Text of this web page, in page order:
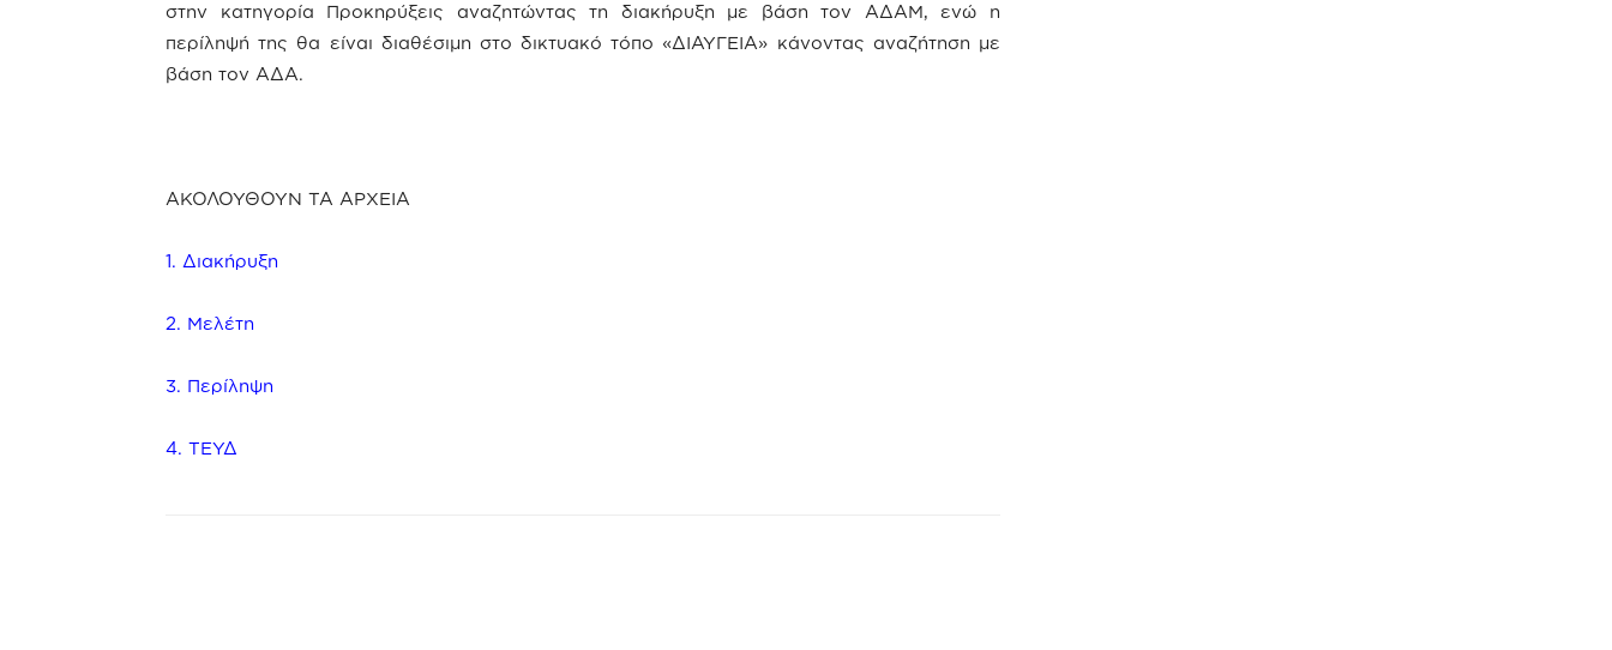
στην κατηγορία Προκηρύξεις αναζητώντας τη διακήρυξη με βάση τον ΑΔΑΜ, ενώ η
περίληψή της θα είναι διαθέσιμη στο δικτυακό τόπο «ΔΙΑΥΓΕΙΑ» κάνοντας αναζήτηση με
βάση τον ΑΔΑ.
ΑΚΟΛΟΥΘΟΥΝ ΤΑ ΑΡΧΕΙΑ
1. Διακήρυξη
2. Μελέτη
3. Περίληψη
4. ΤΕΥΔ